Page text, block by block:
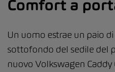
Comfort a
Un uomo estrae un paio
sottofondo del sedile del
nuovo Volkswagen Caddy